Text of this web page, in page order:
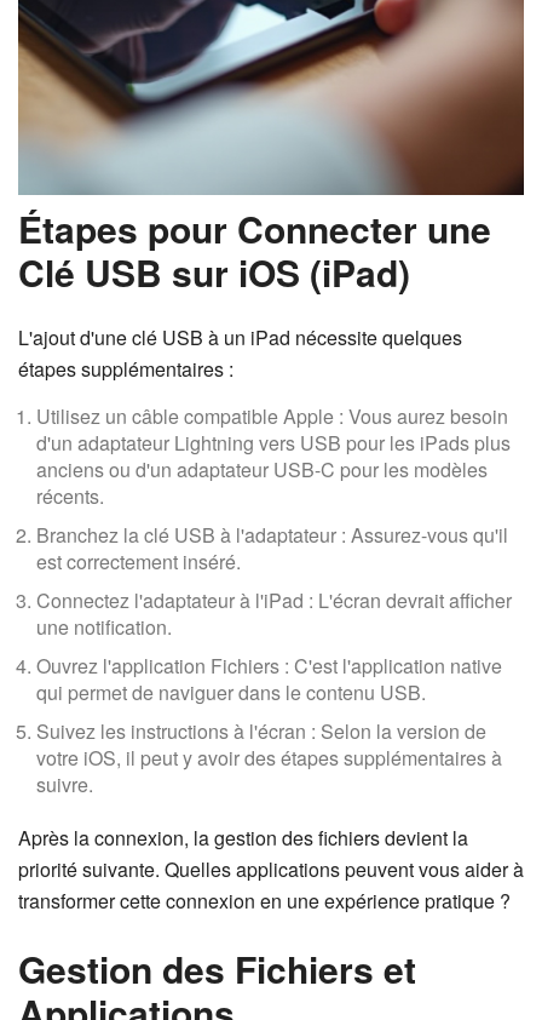
Étapes pour Connecter une
Clé USB sur iOS (iPad)
L'ajout d'une clé USB à un iPad nécessite quelques
étapes supplémentaires :
Utilisez un câble compatible Apple : Vous aurez besoin
d'un adaptateur Lightning vers USB pour les iPads plus
anciens ou d'un adaptateur USB-C pour les modèles
récents.
Branchez la clé USB à l'adaptateur : Assurez-vous qu'il
est correctement inséré.
Connectez l'adaptateur à l'iPad : L'écran devrait afficher
une notification.
Ouvrez l'application Fichiers : C'est l'application native
qui permet de naviguer dans le contenu USB.
Suivez les instructions à l'écran : Selon la version de
votre iOS, il peut y avoir des étapes supplémentaires à
suivre.
Après la connexion, la gestion des fichiers devient la
priorité suivante. Quelles applications peuvent vous aider à
transformer cette connexion en une expérience pratique ?
Gestion des Fichiers et